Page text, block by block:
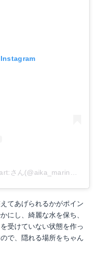
:blue_heart:AIKA marine:blue_heart:さん(@aika_marine_id)がシェアした投稿
てあげられるかがポイン
にし、綺麗な水を保ち、
受けていない状態を作っ
で、隠れる場所をちゃん